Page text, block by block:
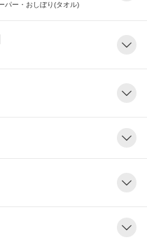
パー・おしぼり(タオル)